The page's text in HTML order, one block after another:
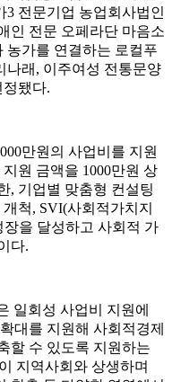
3 전문기업 농업회사법인
인 전문 오페라단 마음소
농가를 연결하는 로컬푸
나래, 이주여성 전통문양
됐다.
만원의 사업비를 지원
원 금액을 1000만원 상
, 기업별 맞춤형 컨설팅
척, SVI(사회적가치지
을 달성하고 사회적 가
다.
일회성 사업비 지원에
대를 지원해 사회적경제
할 수 있도록 지원하는
지역사회와 상생하며